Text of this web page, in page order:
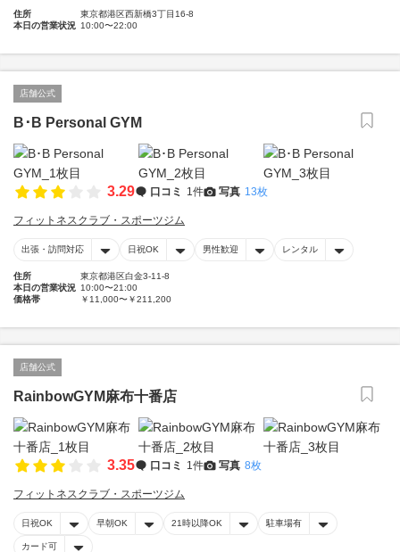
住所
東京都港区西新橋3丁目16-8
本日の営業状況 10:00〜22:00
店舗公式
B･B Personal GYM
3.29 口コミ 1件 写真 13枚
フィットネスクラブ・スポーツジム
出張・訪問対応 日祝OK 男性歓迎 レンタル
住所
東京都港区白金3-11-8
本日の営業状況 10:00〜21:00
価格帯
￥11,000〜￥211,200
店舗公式
RainbowGYM麻布十番店
3.35 口コミ 1件 写真 8枚
フィットネスクラブ・スポーツジム
日祝OK 早朝OK 21時以降OK 駐車場有
カード可